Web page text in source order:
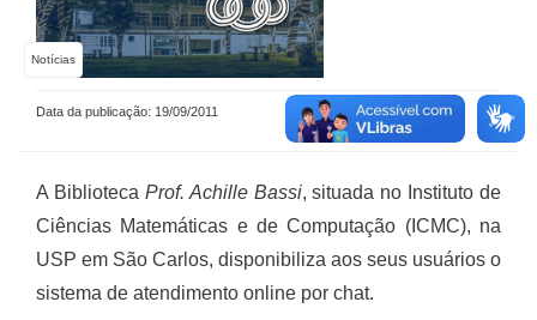
Notícias
Data da publicação: 19/09/2011
A Biblioteca Prof. Achille Bassi, situada no Instituto de
Ciências Matemáticas e de Computação (ICMC), na
USP em São Carlos, disponibiliza aos seus usuários o
sistema de atendimento online por chat.